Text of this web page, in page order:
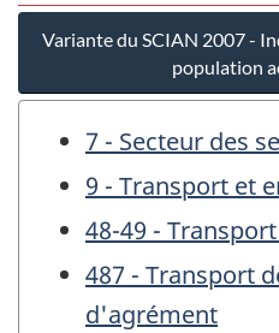
Variante du SCIAN 2007 -
population
7 - Secteur des
9 - Transport et
48-49 -
487 - Transport
d'agrément